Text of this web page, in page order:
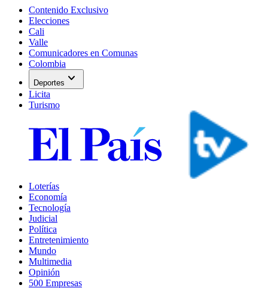
Contenido Exclusivo
Elecciones
Cali
Valle
Comunicadores en Comunas
Colombia
Deportes expand_more
Licita
Turismo
Loterías
Economía
Tecnología
Judicial
Política
Entretenimiento
Mundo
Multimedia
Opinión
500 Empresas